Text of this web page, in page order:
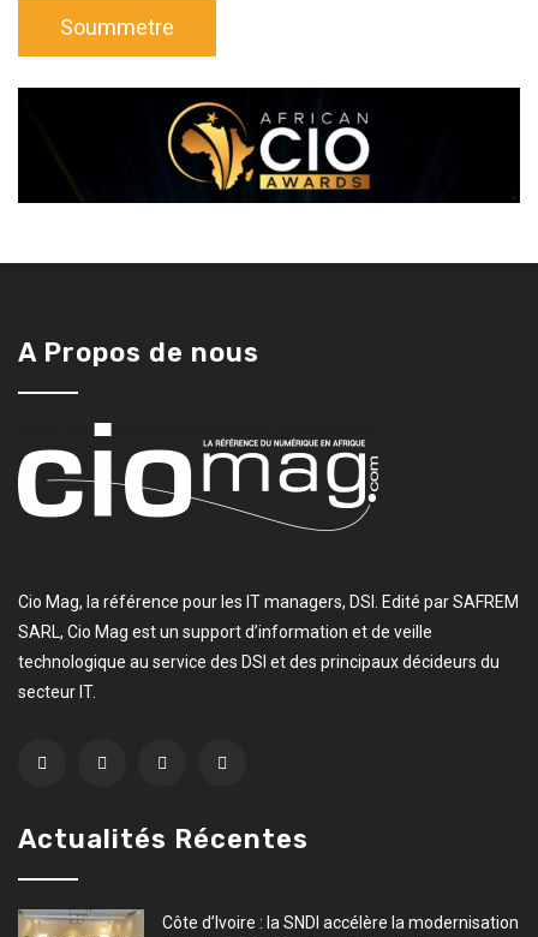
A Propos de nous
Cio Mag, la référence pour les IT managers, DSI. Edité par SAFREM
SARL, Cio Mag est un support d’information et de veille
technologique au service des DSI et des principaux décideurs du
secteur IT.
Actualités Récentes
Côte d’Ivoire : la SNDI accélère la modernisation